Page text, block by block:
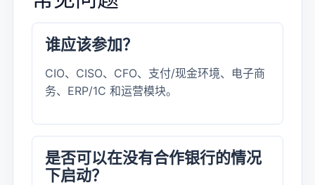
谁应该参加？
CIO、CISO、CFO、支付/现金环境、电子商
务、ERP/1C 和运营模块。
是否可以在没有合作银行的情况
下启动？